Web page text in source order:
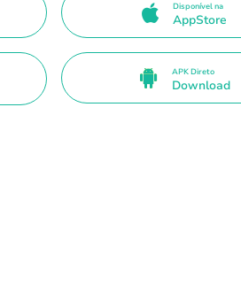
Disponível na
AppStore
APK Direto
Download